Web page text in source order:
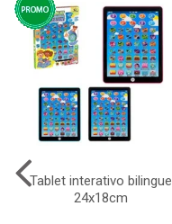
Tablet interativo bilingue
24x18cm